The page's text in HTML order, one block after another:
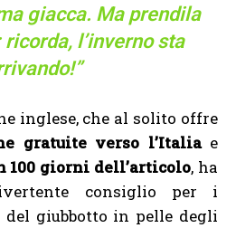
giacca. Ma prendila
ricorda, l’inverno sta
inglese, che al solito offre
gratuite verso l’Italiae
100 giorni dell’articolo, ha
consiglio per i
giubbotto in pelle degli